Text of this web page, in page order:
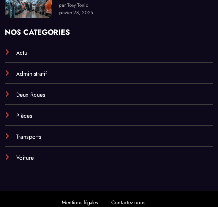
par Tony Tonic
janvier 28, 2025
NOS CATEGORIES
Actu
Administratif
Deux Roues
Pièces
Transports
Voiture
Mentions légales Contactez-nous